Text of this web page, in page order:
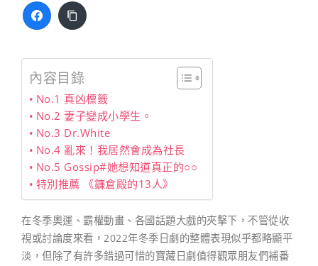
內容目錄
No.1 真凶標籤
No.2 妻子變成小學生。
No.3 Dr.White
No.4 亂來！我居然會成為社長
No.5 Gossip#她想知道真正的○○
特別推薦 《鐮倉殿的13人》
在冬季奧運、霸權動畫、各國話題大戲的夾擊下，不管從收
視或討論度來看，2022年冬季日劇的整體表現似乎都略顯平
淡，但除了有許多錯過可惜的寶藏日劇值得觀眾朋友們補番